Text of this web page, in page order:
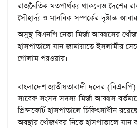
রাজনৈতিক মতপার্থক্য থাকলেও দেশের
সৌহার্দ্য ও মানবিক সম্পর্কের দৃষ্টান্ত
অসুস্থ বিএনপি নেতা মির্জা আব্বাসের
হাসপাতালে যান জামায়াতে ইসলামীর
গোলাম পরওয়ার।
বাংলাদেশ জাতীয়তাবাদী দলের
সাবেক সংসদ সদস্য মির্জা আব্বাস
প্রিন্সকোর্ট হাসপাতালে চিকিৎসাধীন
অবস্থার খোঁজখবর নিতে হাসপাতালে যান